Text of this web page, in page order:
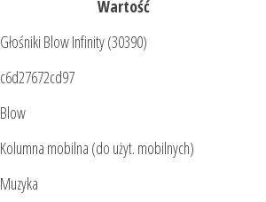
Wartość
Głośniki Blow Infinity (30390)
c6d27672cd97
Blow
Kolumna mobilna (do użyt. mobilnych)
Muzyka